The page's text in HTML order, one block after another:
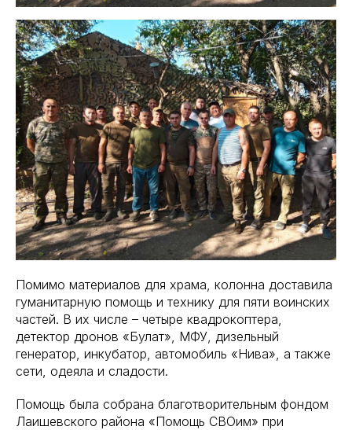
Помимо материалов для храма, колонна доставила
гуманитарную помощь и технику для пяти воинских
частей. В их числе – четыре квадрокоптера,
детектор дронов «Булат», МФУ, дизельный
генератор, инкубатор, автомобиль «Нива», а также
сети, одеяла и сладости.
Помощь была собрана благотворительным фондом
Лаишевского района «Помощь СВОим» при